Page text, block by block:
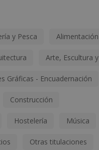
y Pesca Alimentación
Arte, Escultura
Gráficas - Encuadernación
Construcción
Hostelería Música
Otras titulaciones